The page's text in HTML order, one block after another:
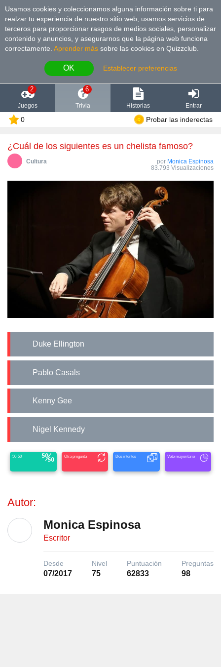
Usamos cookies y coleccionamos alguna información sobre ti para
realzar tu experiencia de nuestro sitio web; usamos servicios de
terceros para proporcionar rasgos de medios sociales, personalizar
contenido y anuncios, y asegurarnos que la página web funciona
correctamente. Aprender más sobre las cookies en Quizzclub.
OK Establecer preferencias
2
Juegos
6
Trivia Historias Entrar
0 Probar las inderectas
¿Cuál de los siguientes es un chelista famoso?
Cultura por Monica Espinosa
83.793 Visualizaciones
Duke Ellington
Pablo Casals
Kenny Gee
Nigel Kennedy
50-50 Otra pregunta Dos intentos Voto mayoritario
Autor:
Monica Espinosa
Escritor
Desde
07/2017
Nivel
75
Puntuación
62833
Preguntas
98